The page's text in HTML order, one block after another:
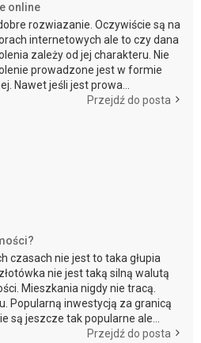
online
rozwiazanie. Oczywiście są na
internetowych ale to czy dana
zależy od jej charakteru. Nie
prowadzone jest w formie
Nawet jeśli jest prowa...
Przejdź do posta
czasach nie jest to taka głupia
nie jest taką silną walutą
Mieszkania nigdy nie tracą.
Popularną inwestycją za granicą
są jeszcze tak popularne ale...
Przejdź do posta